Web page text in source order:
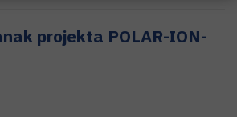
projekta POLAR-ION-